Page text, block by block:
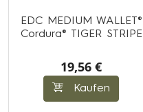
EDC MEDIUM WALLET®
Cordura® TIGER STRIPE
19,56 €
Kaufen